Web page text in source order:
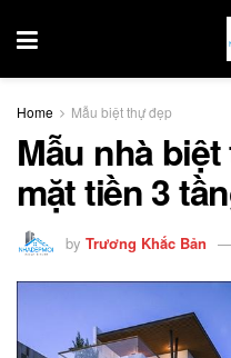
Home Mẫu biệt thự đẹp
Mẫu nhà
mặt tiền 3
by Trương Khắc Bản